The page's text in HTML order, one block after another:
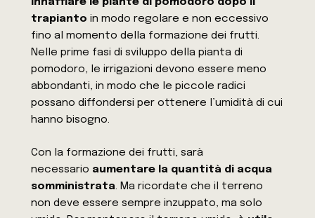
trapianto in modo regolare e non eccessivo
fino al momento della formazione dei frutti.
Nelle prime fasi di sviluppo della pianta di
pomodoro, le irrigazioni devono essere meno
abbondanti, in modo che le piccole radici
possano diffondersi per ottenere l’umidità di cui
hanno bisogno.
Con la formazione dei frutti, sarà
necessario aumentare la quantità di acqua
somministrata. Ma ricordate che il terreno
non deve essere sempre inzuppato, ma solo